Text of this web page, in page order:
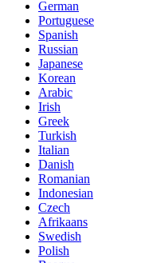
German
Portuguese
Spanish
Russian
Japanese
Korean
Arabic
Irish
Greek
Turkish
Italian
Danish
Romanian
Indonesian
Czech
Afrikaans
Swedish
Polish